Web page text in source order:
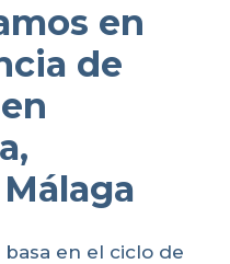
en
de
en el ciclo de